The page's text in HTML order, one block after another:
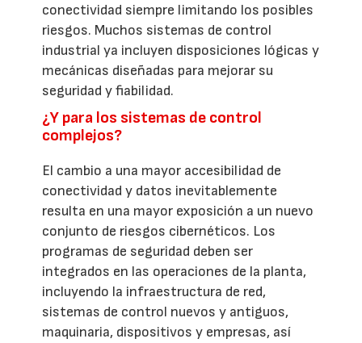
conectividad siempre limitando los posibles
riesgos. Muchos sistemas de control
industrial ya incluyen disposiciones lógicas y
mecánicas diseñadas para mejorar su
seguridad y fiabilidad.
¿Y para los sistemas de control
complejos?
El cambio a una mayor accesibilidad de
conectividad y datos inevitablemente
resulta en una mayor exposición a un nuevo
conjunto de riesgos cibernéticos. Los
programas de seguridad deben ser
integrados en las operaciones de la planta,
incluyendo la infraestructura de red,
sistemas de control nuevos y antiguos,
maquinaria, dispositivos y empresas, así